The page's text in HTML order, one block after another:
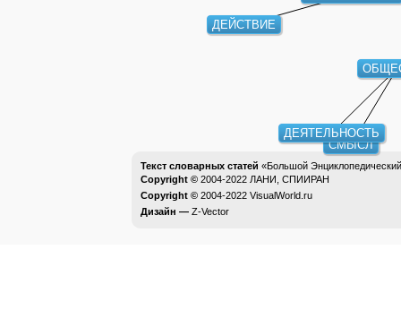
ДЕЙСТВИЕ
СМЫСЛ
ДЕЯТЕЛЬНОСТЬ
Текст словарных статей «Большой
Copyright © 2004-2022 ЛАНИ, СПИИРАН
Copyright © 2004-2022 VisualWorld.ru
Дизайн — Z-Vector